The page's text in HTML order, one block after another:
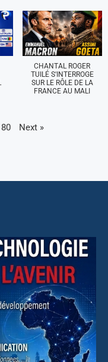
CHANTAL ROGER
TUILÉ S'INTERROGE
SUR LE RÔLE DE LA
FRANCE AU MALI
80 Next »